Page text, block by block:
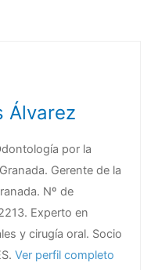
Álvarez
por la
Gerente de la
Nº de
Experto en
y cirugía oral. Socio
Ver perfil completo